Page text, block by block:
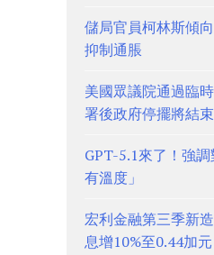
儲局官員柯林斯傾
抑制通脹
美國眾議院通過臨
署後政府停擺將結束
GPT-5.1來了！強
有溫度」
宏利金融第三季新
息增10%至0.44加元